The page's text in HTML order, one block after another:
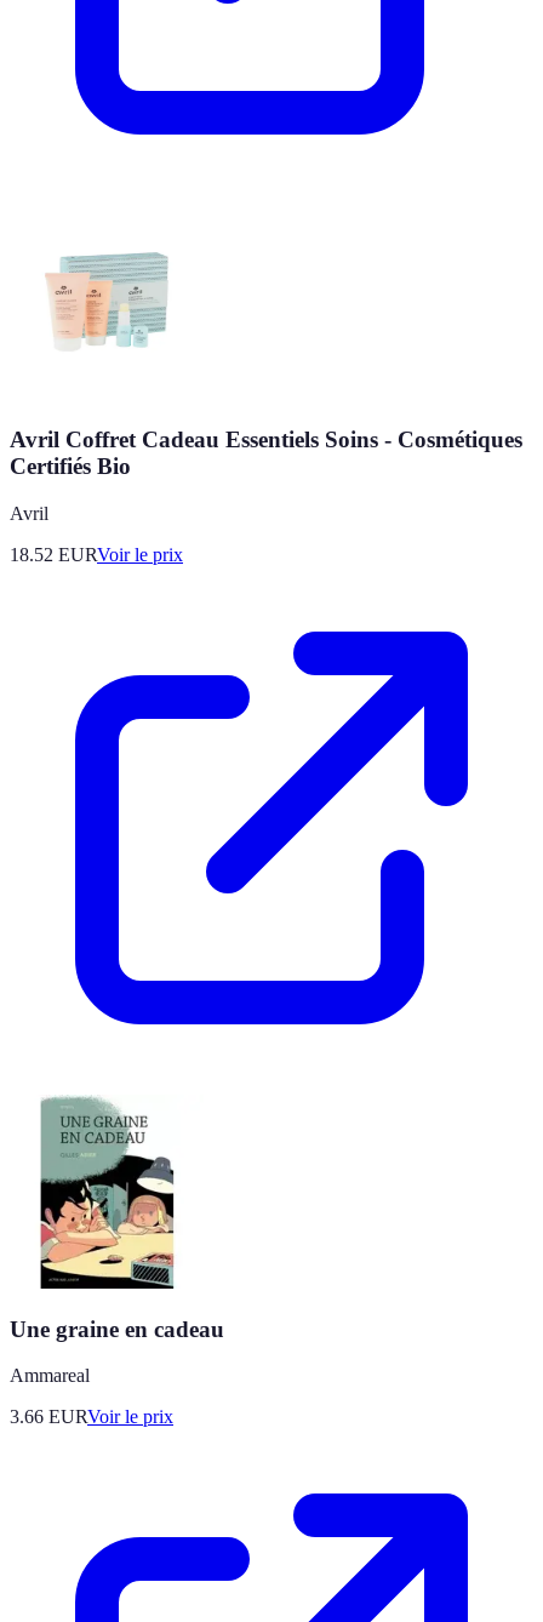
Avril Coffret Cadeau Essentiels Soins - Cosmétiques
Certifiés Bio
Avril
18.52 EURVoir le prix
Une graine en cadeau
Ammareal
3.66 EURVoir le prix